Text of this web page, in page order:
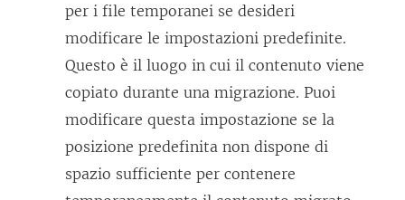
per i file temporanei se desideri
modificare le impostazioni predefinite.
Questo è il luogo in cui il contenuto viene
copiato durante una migrazione. Puoi
modificare questa impostazione se la
posizione predefinita non dispone di
spazio sufficiente per contenere